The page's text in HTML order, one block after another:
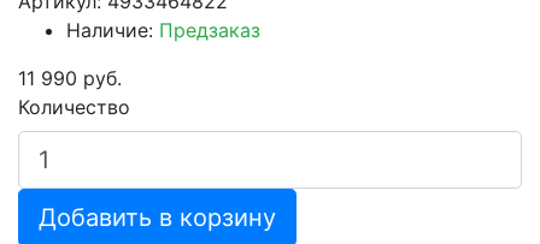
Наличие: Предзаказ
11 990 руб.
Количество
Добавить в корзину